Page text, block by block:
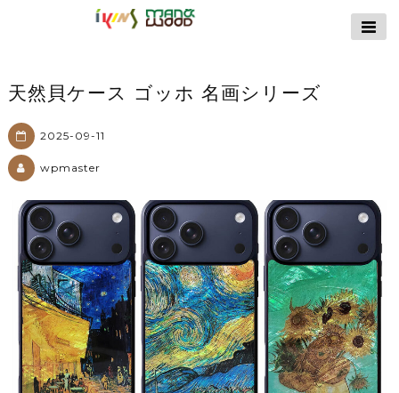
【公式サイト】
｜Man&Wood天然
天然貝ケース ゴッホ 名画シリーズ
2025-09-11
wpmaster